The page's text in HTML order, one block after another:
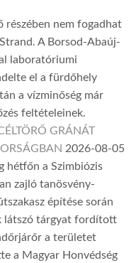
részében nem fogadhat
A Borsod-Abaúj-
laboratóriumi
el a fürdőhely
a vízminőség már
feltételeinek.
GRÁNÁT
2026-08-05
hétfőn a Szimbiózis
zajló tanösvény-
építése során
látszó tárgyat fordított
a területet
a Magyar Honvédség